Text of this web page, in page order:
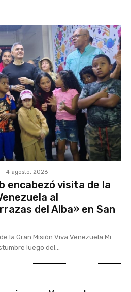
- 4 agosto, 2026
encabezó visita de la
al
del Alba» en San
la Gran Misión Viva Venezuela Mi
luego del...